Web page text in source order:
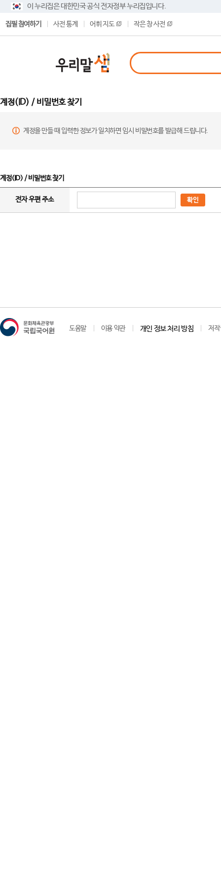
이 누리집은 대한민국 공식 전자정부 누리집입니다.
집필 참여하기 사전 통계 어휘 지도 작은 창 사전
계정(ID) / 비밀번호 찾기
계정을 만들 때 입력한 정보가 일치하면 임시 비밀번호를 발급해 드립니다.
계정(ID) / 비밀번호 찾기
전자 우편 주소 확인
도움말 이용 약관 개인 정보 처리 방침 저